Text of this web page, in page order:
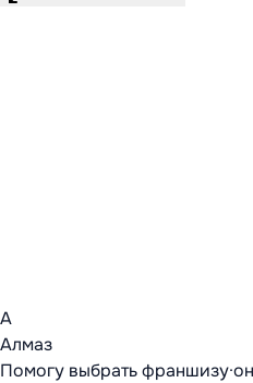
А
Алмаз
Помогу выбрать франшизу·